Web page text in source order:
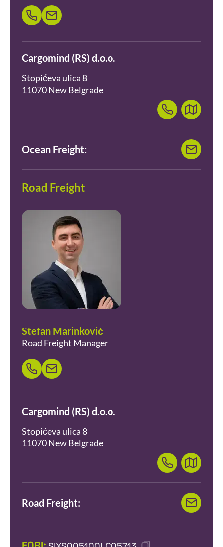
Cargomind (RS) d.o.o.
Stopićeva ulica 8
11070 New Belgrade
Ocean Freight:
Road Freight
Stefan Marinković
Road Freight Manager
Cargomind (RS) d.o.o.
Stopićeva ulica 8
11070 New Belgrade
Road Freight: